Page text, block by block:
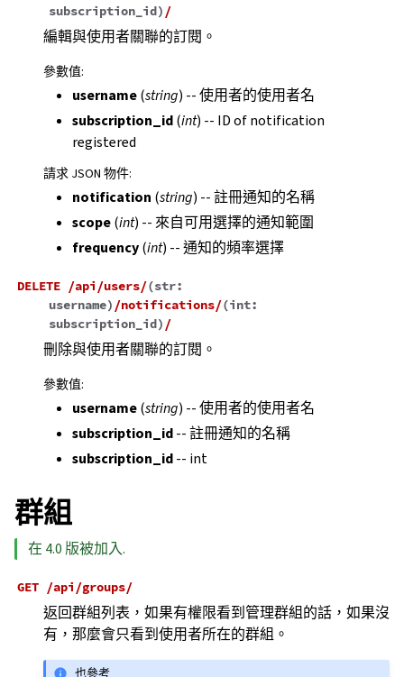
subscription_id) /
編輯與使用者關聯的訂閱。
參數值:
username(string) -- 使用者的使用者名
subscription_id(int) -- ID of notification
registered
請求 JSON 物件:
notification (string) -- 註冊通知的名稱
scope(int) -- 來自可用選擇的通知範圍
frequency(int) -- 通知的頻率選擇
DELETE /api/users/(str:
username) /notifications/(int:
subscription_id) /
刪除與使用者關聯的訂閱。
參數值:
username(string) -- 使用者的使用者名
subscription_id-- 註冊通知的名稱
subscription_id-- int
群組
在 4.0 版被加入.
GET /api/groups/
返回群組列表，如果有權限看到管理群組的話，如果沒
有，那麼會只看到使用者所在的群組。
也參考